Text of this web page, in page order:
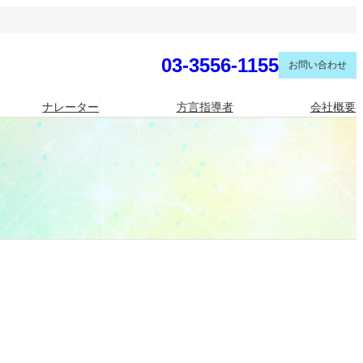
03-3556-1155 お問い合わせ
ナレーター 方言指導者 会社概要